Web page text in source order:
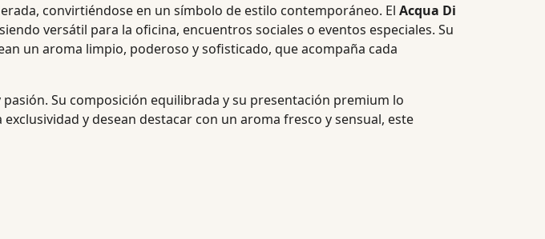
convirtiéndose en un símbolo de estilo contemporáneo. El Acqua Di
versátil para la oficina, encuentros sociales o eventos especiales. Su
un aroma limpio, poderoso y sofisticado, que acompaña cada
Su composición equilibrada y su presentación premium lo
y desean destacar con un aroma fresco y sensual, este